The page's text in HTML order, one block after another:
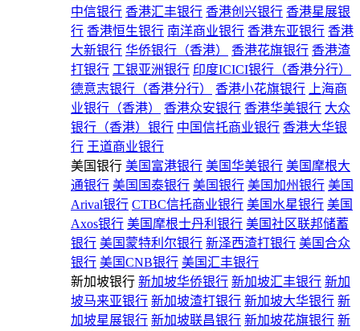
中信银行 香港汇丰银行 香港创兴银行 香港星展银
行 香港恒生银行 南洋商业银行 香港东亚银行 香港
大新银行 华侨银行（香港） 香港花旗银行 香港渣
打银行 工银亚洲银行 印度ICICI银行（香港分行）
德意志银行（香港分行）
香港小花旗银行
上海商
业银行（香港）
香港众安银行 香港华美银行 大众
银行（香港）银行 中国信托商业银行 香港大华银
行 王道商业银行
美国银行 美国富港银行 美国华美银行 美国摩根大
通银行 美国国泰银行 美国银行 美国加州银行 美国
Arival银行 CTBC信托商业银行 美国水星银行 美国
Axos银行 美国摩根士丹利银行 美国社区联邦储蓄
银行 美国蒙特利尔银行 新泽西渣打银行 美国合众
银行 美国CNB银行 美国汇丰银行
新加坡银行 新加坡华侨银行 新加坡汇丰银行 新加
坡马来亚银行 新加坡渣打银行 新加坡大华银行 新
加坡星展银行 新加坡联昌银行 新加坡花旗银行 新